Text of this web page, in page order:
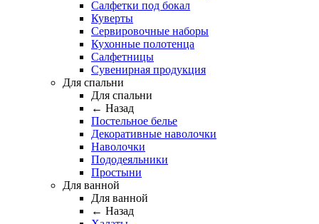
Салфетки под бокал
Куверты
Сервировочные наборы
Кухонные полотенца
Салфетницы
Сувенирная продукция
Для спальни
Для спальни
← Назад
Постельное белье
Декоративные наволочки
Наволочки
Пододеяльники
Простыни
Для ванной
Для ванной
← Назад